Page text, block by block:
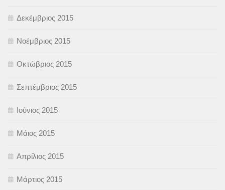
Δεκέμβριος 2015
Νοέμβριος 2015
Οκτώβριος 2015
Σεπτέμβριος 2015
Ιούνιος 2015
Μάιος 2015
Απρίλιος 2015
Μάρτιος 2015